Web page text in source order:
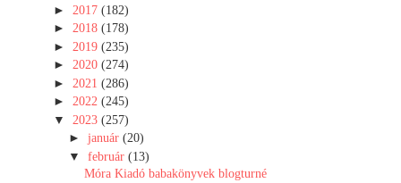
► 2017 (182)
► 2018 (178)
► 2019 (235)
► 2020 (274)
► 2021 (286)
► 2022 (245)
▼ 2023 (257)
► január (20)
▼ február (13)
Móra Kiadó babakönyvek blogturné